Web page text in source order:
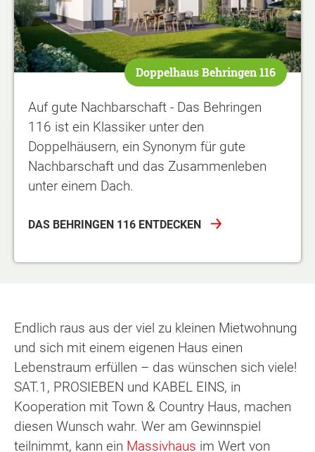
Doppelhaus Behringen 116
Auf gute Nachbarschaft - Das Behringen
116 ist ein Klassiker unter den
Doppelhäusern, ein Synonym für gute
Nachbarschaft und das Zusammenleben
unter einem Dach.
DAS BEHRINGEN 116 ENTDECKEN
Endlich raus aus der viel zu kleinen Mietwohnung
und sich mit einem eigenen Haus einen
Lebenstraum erfüllen – das wünschen sich viele!
SAT.1, PROSIEBEN und KABEL EINS, in
Kooperation mit Town & Country Haus, machen
diesen Wunsch wahr. Wer am Gewinnspiel
teilnimmt, kann ein Massivhaus im Wert von